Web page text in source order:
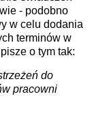
- podobno
w celu dodania
terminów w
o tym tak:
do
w pracowni